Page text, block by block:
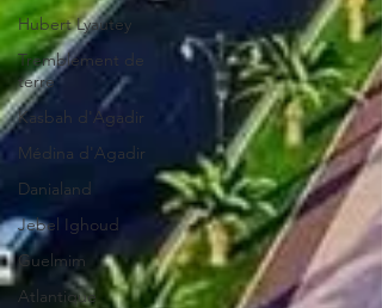
Hubert Lyautey
Tremblement de
terre
Kasbah d'Agadir
Médina d'Agadir
Danialand
Jebel Ighoud
Guelmim
Atlantique